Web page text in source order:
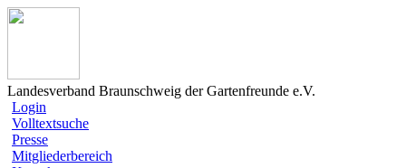
Landesverband Braunschweig der Gartenfreunde e.V.
Login
Volltextsuche
Presse
Mitgliederbereich